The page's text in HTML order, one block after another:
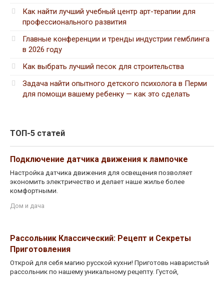
Как найти лучший учебный центр арт-терапии для
профессионального развития
Главные конференции и тренды индустрии гемблинга
в 2026 году
Как выбрать лучший песок для строительства
Задача найти опытного детского психолога в Перми
для помощи вашему ребенку — как это сделать
ТОП-5 статей
Подключение датчика движения к лампочке
Настройка датчика движения для освещения позволяет
экономить электричество и делает наше жилье более
комфортными.
Дом и дача
Рассольник Классический: Рецепт и Секреты
Приготовления
Открой для себя магию русской кухни! Приготовь наваристый
рассольник по нашему уникальному рецепту. Густой,